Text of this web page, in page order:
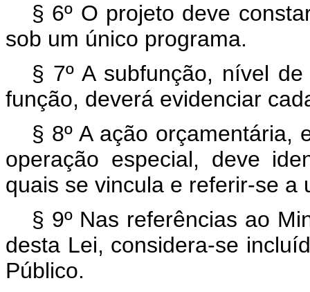
§ 6º O projeto deve
sob um único programa.
§ 7º A subfunção, nível
função, deverá evidenciar
§ 8º A ação orçamentária,
operação especial, deve
quais se vincula e referir-se a
§ 9º Nas referências ao
desta Lei, considera-se
Público.